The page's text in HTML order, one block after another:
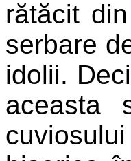
rătăcit
serbare
idolii.
aceasta